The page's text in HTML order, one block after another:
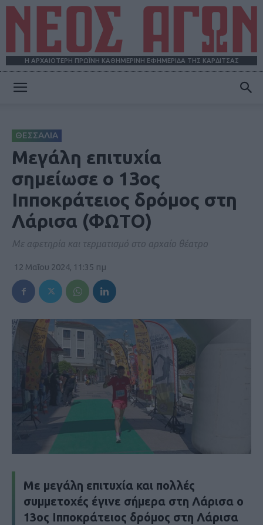
Η ΑΡΧΑΙΟΤΕΡΗ ΠΡΩΪΝΗ ΚΑΘΗΜΕΡΙΝΗ ΕΦΗΜΕΡΙΔΑ ΤΗΣ ΚΑΡΔΙΤΣΑΣ
ΘΕΣΣΑΛΙΑ
Μεγάλη επιτυχία
σημείωσε ο 13ος
Ιπποκράτειος δρόμος στη
Λάρισα (ΦΩΤΟ)
Με αφετηρία και τερματισμό στο αρχαίο θέατρο
12 Μαΐου 2024, 11:35 πμ
Με μεγάλη επιτυχία και πολλές
συμμετοχές έγινε σήμερα στη Λάρισα ο
13ος Ιπποκράτειος δρόμος στη Λάρισα